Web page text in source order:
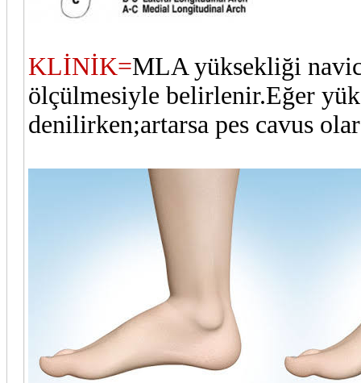
KLİNİK=MLA yüksekliği
ölçülmesiyle belirlenir.Eğer
denilirken;artarsa pes cavus